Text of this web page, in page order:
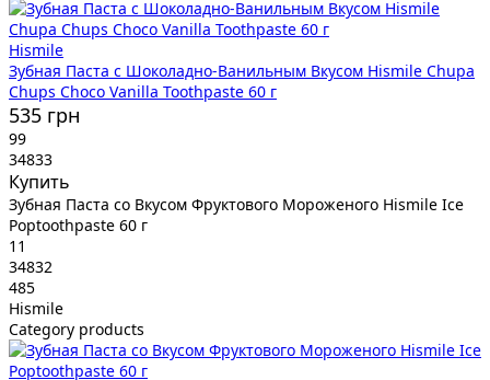
Hismile
Зубная Паста с Шоколадно-Ванильным Вкусом Hismile Chupa
Chups Choco Vanilla Toothpaste 60 г
535 грн
99
34833
Купить
Зубная Паста со Вкусом Фруктового Мороженого Hismile Ice
Poptoothpaste 60 г
11
34832
485
Hismile
Category products